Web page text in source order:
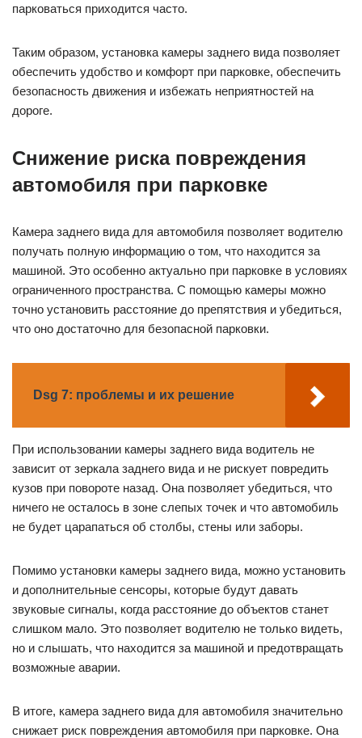
парковаться приходится часто.
Таким образом, установка камеры заднего вида позволяет
обеспечить удобство и комфорт при парковке, обеспечить
безопасность движения и избежать неприятностей на
дороге.
Снижение риска повреждения
автомобиля при парковке
Камера заднего вида для автомобиля позволяет водителю
получать полную информацию о том, что находится за
машиной. Это особенно актуально при парковке в условиях
ограниченного пространства. С помощью камеры можно
точно установить расстояние до препятствия и убедиться,
что оно достаточно для безопасной парковки.
Dsg 7: проблемы и их решение
При использовании камеры заднего вида водитель не
зависит от зеркала заднего вида и не рискует повредить
кузов при повороте назад. Она позволяет убедиться, что
ничего не осталось в зоне слепых точек и что автомобиль
не будет царапаться об столбы, стены или заборы.
Помимо установки камеры заднего вида, можно установить
и дополнительные сенсоры, которые будут давать
звуковые сигналы, когда расстояние до объектов станет
слишком мало. Это позволяет водителю не только видеть,
но и слышать, что находится за машиной и предотвращать
возможные аварии.
В итоге, камера заднего вида для автомобиля значительно
снижает риск повреждения автомобиля при парковке. Она